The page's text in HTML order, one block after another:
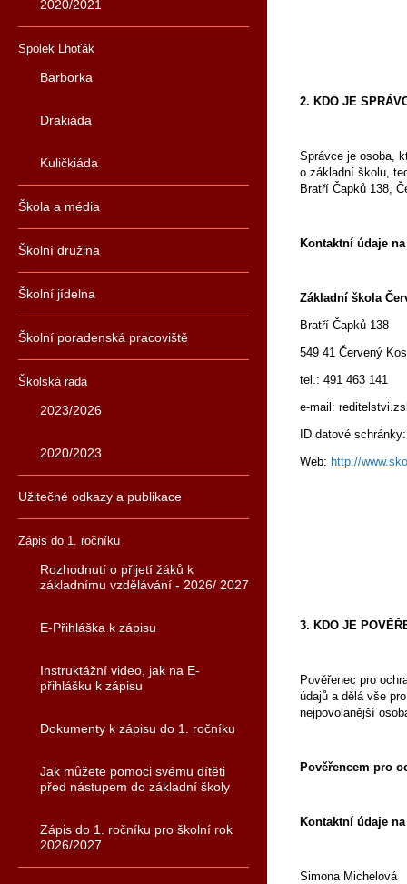
2020/2021
Spolek Lhoťák
Barborka
Drakiáda
Kuličkiáda
Škola a média
Školní družina
Školní jídelna
Školní poradenská pracoviště
Školská rada
2023/2026
2020/2023
Užitečné odkazy a publikace
Zápis do 1. ročníku
Rozhodnutí o přijetí žáků k
základnímu vzdělávání - 2026/ 2027
E-Přihláška k zápisu
Instruktážní video, jak na E-
přihlášku k zápisu
Dokumenty k zápisu do 1. ročníku
Jak můžete pomoci svému dítěti
před nástupem do základní školy
Zápis do 1. ročníku pro školní rok
2026/2027
2. KDO JE
Správce je osoba,
o základní školu,
Bratří Čapků 138,
Kontaktní údaje
Základní škola
Bratří Čapků 138
549 41 Červený
tel.: 491 463 141
e-mail:
ID datové
Web: http://
3. KDO JE
Pověřenec pro
údajů a dělá vše
nejpovolanější
Pověřencem pro
Kontaktní údaje
Simona Michelová